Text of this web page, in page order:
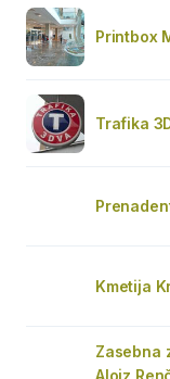
Printbox
Trafika
Kmetija
Zasebna